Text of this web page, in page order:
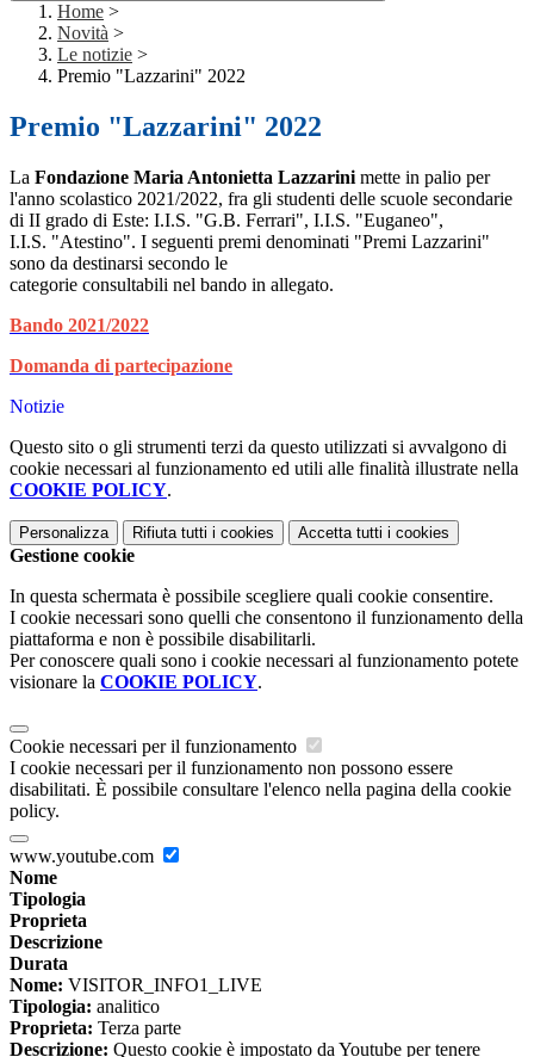
Home >
Novità >
Le notizie >
Premio "Lazzarini" 2022
Premio "Lazzarini" 2022
La Fondazione Maria Antonietta Lazzarini mette in palio per
l'anno scolastico 2021/2022, fra gli studenti delle scuole secondarie
di II grado di Este: I.I.S. "G.B. Ferrari", I.I.S. "Euganeo",
I.I.S. "Atestino". I seguenti premi denominati "Premi Lazzarini"
sono da destinarsi secondo le
categorie consultabili nel bando in allegato.
Bando 2021/2022
Domanda di partecipazione
Notizie
Questo sito o gli strumenti terzi da questo utilizzati si avvalgono di
cookie necessari al funzionamento ed utili alle finalità illustrate nella
COOKIE POLICY.
Personalizza Rifiuta tutti i cookies Accetta tutti i cookies
Gestione cookie
In questa schermata è possibile scegliere quali cookie consentire.
I cookie necessari sono quelli che consentono il funzionamento della
piattaforma e non è possibile disabilitarli.
Per conoscere quali sono i cookie necessari al funzionamento potete
visionare la COOKIE POLICY.
Cookie necessari per il funzionamento
I cookie necessari per il funzionamento non possono essere
disabilitati. È possibile consultare l'elenco nella pagina della cookie
policy.
www.youtube.com
Nome
Tipologia
Proprieta
Descrizione
Durata
Nome: VISITOR_INFO1_LIVE
Tipologia: analitico
Proprieta: Terza parte
Descrizione: Questo cookie è impostato da Youtube per tenere